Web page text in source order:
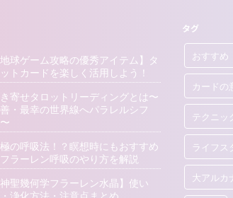
地球ゲーム攻略の優秀アイテム】タ
トカードを楽しく活用しよう！
寄せタロットリーディングとは〜
・最幸の世界線へパラレルシフ
の呼吸法！？瞑想時にもおすすめ
ラーレン呼吸のやり方を解説
神聖幾何学フラーレン水晶】使い
浄化方法・注意点まとめ
タグ
おすすめ
カードの
テクニッ
ライフス
大アルカナ